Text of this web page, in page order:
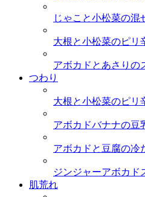
じゃこと小松菜の混
大根と小松菜のピリ
アボカドとあさりの
つわり
大根と小松菜のピリ
アボカドバナナの豆
アボカドと豆腐の冷
ジンジャーアボカド
肌荒れ